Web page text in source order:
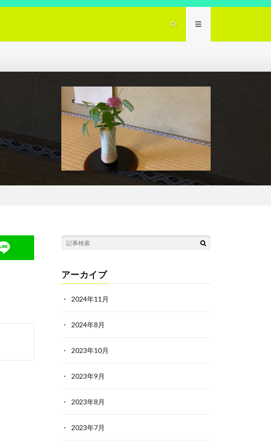
アーカイブ
2024年11月
2024年8月
2023年10月
2023年9月
2023年8月
2023年7月